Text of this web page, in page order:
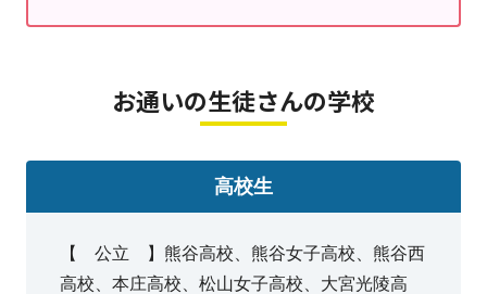
お通いの生徒さんの学校
高校生
【 公立 】熊谷高校、熊谷女子高校、熊谷西
高校、本庄高校、松山女子高校、大宮光陵高